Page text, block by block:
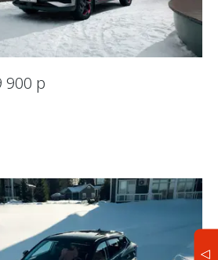
900 р